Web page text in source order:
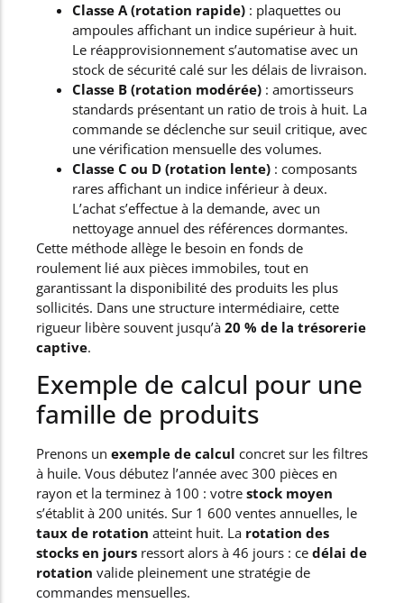
Classe A (rotation rapide) : plaquettes ou
ampoules affichant un indice supérieur à huit.
Le réapprovisionnement s’automatise avec un
stock de sécurité calé sur les délais de livraison.
Classe B (rotation modérée) : amortisseurs
standards présentant un ratio de trois à huit. La
commande se déclenche sur seuil critique, avec
une vérification mensuelle des volumes.
Classe C ou D (rotation lente) : composants
rares affichant un indice inférieur à deux.
L’achat s’effectue à la demande, avec un
nettoyage annuel des références dormantes.
Cette méthode allège le besoin en fonds de
roulement lié aux pièces immobiles, tout en
garantissant la disponibilité des produits les plus
sollicités. Dans une structure intermédiaire, cette
rigueur libère souvent jusqu’à 20 % de la trésorerie
captive.
Exemple de calcul pour une
famille de produits
Prenons un exemple de calcul concret sur les filtres
à huile. Vous débutez l’année avec 300 pièces en
rayon et la terminez à 100 : votre stock moyen
s’établit à 200 unités. Sur 1 600 ventes annuelles, le
taux de rotation atteint huit. La rotation des
stocks en jours ressort alors à 46 jours : ce délai de
rotation valide pleinement une stratégie de
commandes mensuelles.